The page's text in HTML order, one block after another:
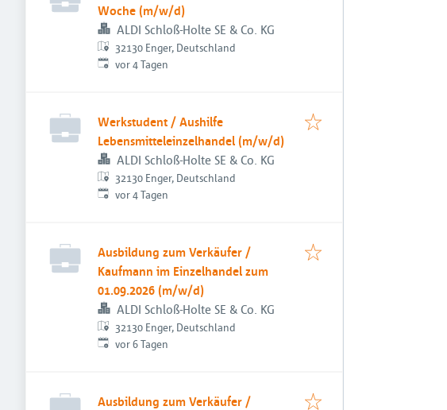
Woche (m/w/d)
ALDI Schloß-Holte SE & Co. KG
32130 Enger, Deutschland
Veröffentlicht:
vor 4 Tagen
Werkstudent / Aushilfe
Lebensmitteleinzelhandel (m/w/d)
ALDI Schloß-Holte SE & Co. KG
32130 Enger, Deutschland
Veröffentlicht:
vor 4 Tagen
Ausbildung zum Verkäufer /
Kaufmann im Einzelhandel zum
01.09.2026 (m/w/d)
ALDI Schloß-Holte SE & Co. KG
32130 Enger, Deutschland
Veröffentlicht:
vor 6 Tagen
Ausbildung zum Verkäufer /